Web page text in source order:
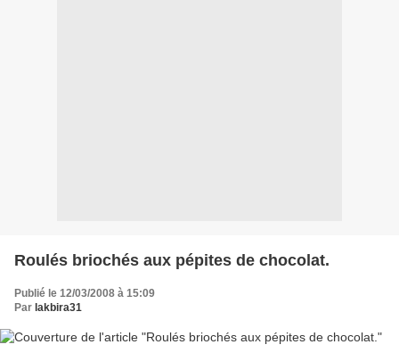
Roulés briochés aux pépites de chocolat.
Publié le 12/03/2008 à 15:09
Par lakbira31